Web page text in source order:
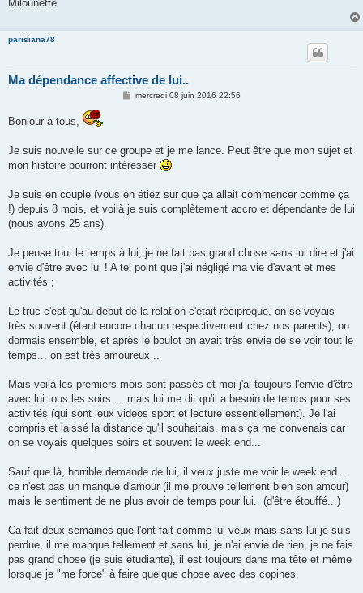
Milounette
parisiana78
Ma dépendance affective de lui..
M
e
mercredi 08 juin 2016 22:56
Bonjour à tous,
Je suis nouvelle sur ce groupe et je me lance. Peut être que mon sujet et
mon histoire pourront intéresser
Je suis en couple (vous en étiez sur que ça allait commencer comme ça
!) depuis 8 mois, et voilà je suis complètement accro et dépendante de lui
(nous avons 25 ans).
Je pense tout le temps à lui, je ne fait pas grand chose sans lui dire et j'ai
envie d'être avec lui ! A tel point que j'ai négligé ma vie d'avant et mes
activités ;
Le truc c'est qu'au début de la relation c'était réciproque, on se voyais
très souvent (étant encore chacun respectivement chez nos parents), on
dormais ensemble, et après le boulot on avait très envie de se voir tout le
temps... on est très amoureux ..
Mais voilà les premiers mois sont passés et moi j'ai toujours l'envie d'être
avec lui tous les soirs ... mais lui me dit qu'il a besoin de temps pour ses
activités (qui sont jeux videos sport et lecture essentiellement). Je l'ai
compris et laissé la distance qu'il souhaitais, mais ça me convenais car
on se voyais quelques soirs et souvent le week end...
Sauf que là, horrible demande de lui, il veux juste me voir le week end...
ce n'est pas un manque d'amour (il me prouve tellement bien son amour)
mais le sentiment de ne plus avoir de temps pour lui.. (d'être étouffé...)
Ca fait deux semaines que l'ont fait comme lui veux mais sans lui je suis
perdue, il me manque tellement et sans lui, je n'ai envie de rien, je ne fais
pas grand chose (je suis étudiante), il est toujours dans ma tête et même
lorsque je "me force" à faire quelque chose avec des copines.